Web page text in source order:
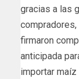
gracias a las
firmaron
anticipada
importar maíz